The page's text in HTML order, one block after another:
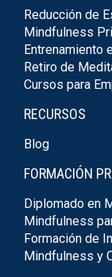
Reducción de
Mindfulness
Entrenamiento
Retiro de
Cursos para
RECURSOS
Blog
FORMACIÓN
Diplomado en
Mindfulness
Formación de
Mindfulness y